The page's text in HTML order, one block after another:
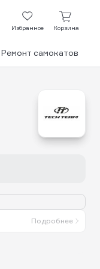
Избранное Корзина
Ремонт самокатов
Подробнее